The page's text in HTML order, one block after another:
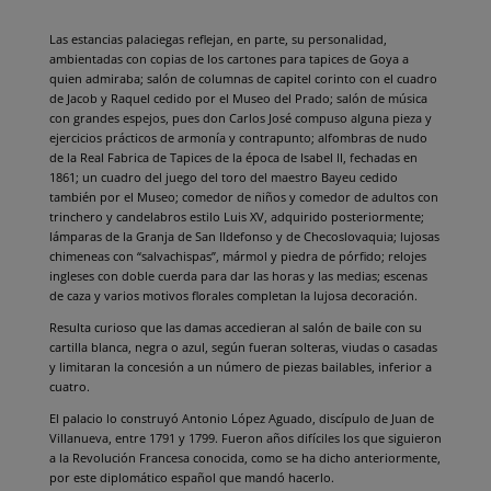
Las estancias palaciegas reflejan, en parte, su personalidad,
ambientadas con copias de los cartones para tapices de Goya a
quien admiraba; salón de columnas de capitel corinto con el cuadro
de Jacob y Raquel cedido por el Museo del Prado; salón de música
con grandes espejos, pues don Carlos José compuso alguna pieza y
ejercicios prácticos de armonía y contrapunto; alfombras de nudo
de la Real Fabrica de Tapices de la época de Isabel II, fechadas en
1861; un cuadro del juego del toro del maestro Bayeu cedido
también por el Museo; comedor de niños y comedor de adultos con
trinchero y candelabros estilo Luis XV, adquirido posteriormente;
lámparas de la Granja de San Ildefonso y de Checoslovaquia; lujosas
chimeneas con “salvachispas”, mármol y piedra de pórfido; relojes
ingleses con doble cuerda para dar las horas y las medias; escenas
de caza y varios motivos florales completan la lujosa decoración.
Resulta curioso que las damas accedieran al salón de baile con su
cartilla blanca, negra o azul, según fueran solteras, viudas o casadas
y limitaran la concesión a un número de piezas bailables, inferior a
cuatro.
El palacio lo construyó Antonio López Aguado, discípulo de Juan de
Villanueva, entre 1791 y 1799. Fueron años difíciles los que siguieron
a la Revolución Francesa conocida, como se ha dicho anteriormente,
por este diplomático español que mandó hacerlo.